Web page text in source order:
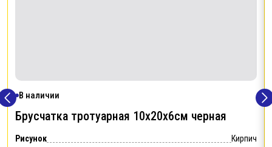
В наличии
Брусчатка тротуарная 10х20х6см черная
Рисунок
Кирпич